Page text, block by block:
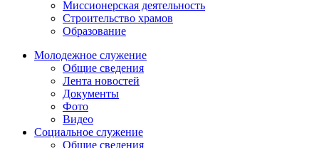
Миссионерская деятельность
Строительство храмов
Образование
Молодежное служение
Общие сведения
Лента новостей
Документы
Фото
Видео
Социальное служение
Общие сведения